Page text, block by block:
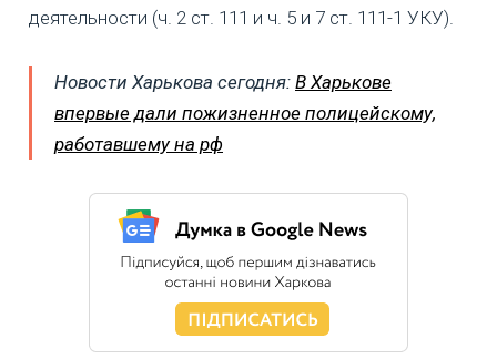
деятельности (ч. 2 ст. 111 и ч. 5 и 7 ст. 111-1 УКУ).
Новости Харькова сегодня: В Харькове
впервые дали пожизненное полицейскому,
работавшему на рф